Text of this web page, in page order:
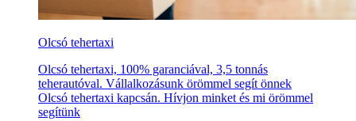
Olcsó tehertaxi
Olcsó tehertaxi, 100% garanciával, 3,5 tonnás
teherautóval. Vállalkozásunk örömmel segít önnek
Olcsó tehertaxi kapcsán. Hívjon minket és mi örömmel
segítünk